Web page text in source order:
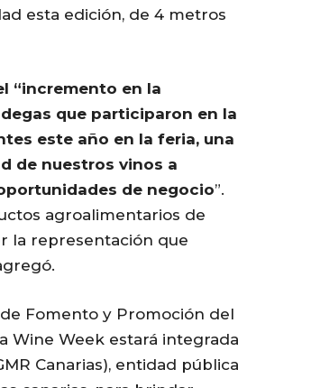
esta edición, de 4 metros
“incremento en la
que participaron en la
este año en la feria, una
de nuestros vinos a
de negocio”.
agroalimentarios de
la representación que
Fomento y Promoción del
Wine Week estará integrada
Canarias), entidad pública